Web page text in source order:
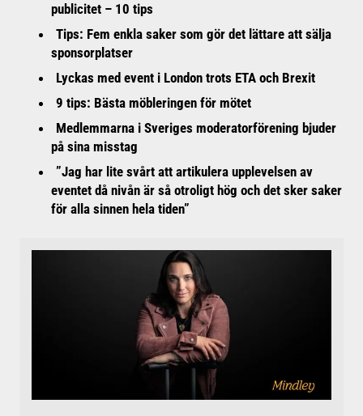
publicitet – 10 tips
Tips: Fem enkla saker som gör det lättare att sälja
sponsorplatser
Lyckas med event i London trots ETA och Brexit
9 tips: Bästa möbleringen för mötet
Medlemmarna i Sveriges moderatorförening bjuder
på sina misstag
”Jag har lite svårt att artikulera upplevelsen av
eventet då nivån är så otroligt hög och det sker saker
för alla sinnen hela tiden”